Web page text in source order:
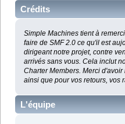
Crédits
Simple Machines tient à
faire de SMF 2.0 ce qu'il est
dirigeant notre projet, contre
arrivés sans vous. Cela inclut
Charter Members. Merci
ainsi que pour vos retours, vos
L'équipe